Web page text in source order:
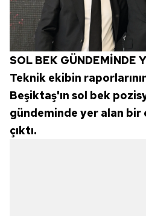
SOL BEK GÜNDEMİNDE
Teknik ekibin
Beşiktaş'ın sol bek
gündeminde yer alan
çıktı.